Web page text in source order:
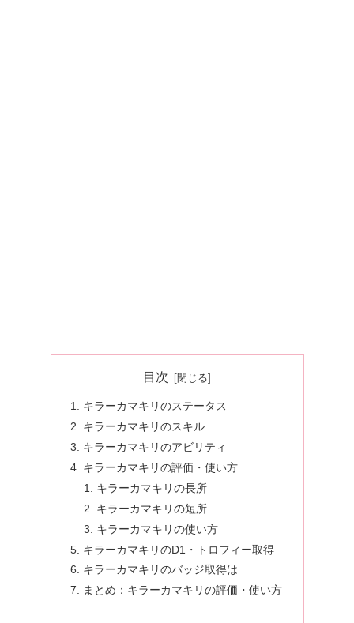
目次
キラーカマキリのステータス
キラーカマキリのスキル
キラーカマキリのアビリティ
キラーカマキリの評価・使い方
キラーカマキリの長所
キラーカマキリの短所
キラーカマキリの使い方
キラーカマキリのD1・トロフィー取得
キラーカマキリのバッジ取得は
まとめ：キラーカマキリの評価・使い方